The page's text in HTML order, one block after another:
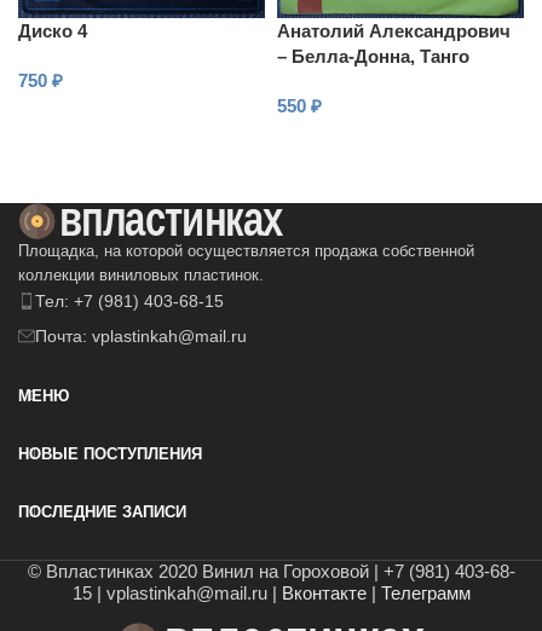
Диско 4
750 ₽
Анатолий Александрович
– Белла-Донна, Танго
550 ₽
Площадка, на которой осуществляется продажа собственной
коллекции виниловых пластинок.
Тел: +7 (981) 403-68-15
Почта: vplastinkah@mail.ru
МЕНЮ
НОВЫЕ ПОСТУПЛЕНИЯ
ПОСЛЕДНИЕ ЗАПИСИ
© Впластинках 2020 Винил на Гороховой | +7 (981) 403-68-
15 | vplastinkah@mail.ru | Вконтакте| Телеграмм